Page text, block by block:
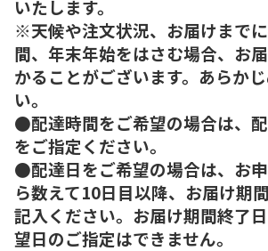
いたします。
※天候や注文状況、お届けまで
間、年末年始をはさむ場合、お
かることがございます。あらか
い。
●配達時間をご希望の場合は、
をご指定ください。
●配達日をご希望の場合は、お
ら数えて10日目以降、お届け期
記入ください。お届け期間終了
望日のご指定はできません。